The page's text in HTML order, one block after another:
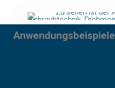
Anwendungsbeispiele